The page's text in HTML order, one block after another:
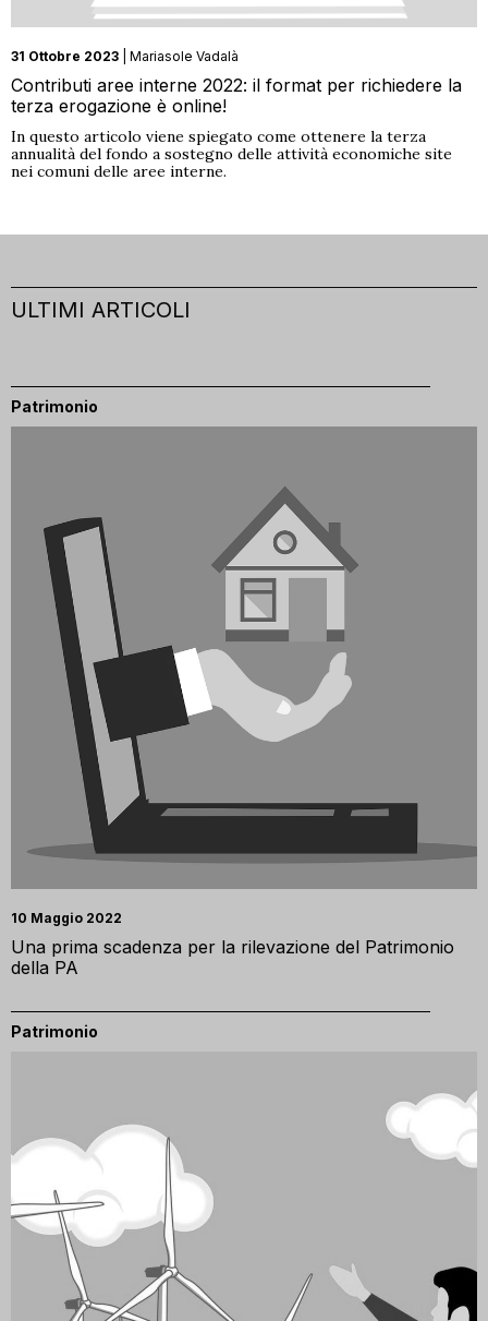
31 Ottobre 2023 | Mariasole Vadalà
Contributi aree interne 2022: il format per richiedere la
terza erogazione è online!
In questo articolo viene spiegato come ottenere la terza
annualità del fondo a sostegno delle attività economiche site
nei comuni delle aree interne.
ULTIMI ARTICOLI
Patrimonio
10 Maggio 2022
Una prima scadenza per la rilevazione del Patrimonio
della PA
Patrimonio